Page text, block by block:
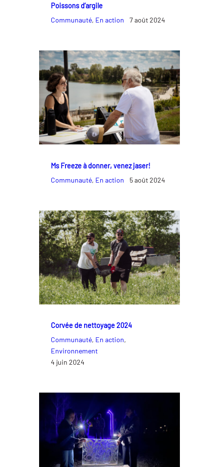
Poissons d’argile
Communauté, En action 7 août 2024
Ms Freeze à donner, venez jaser!
Communauté, En action 5 août 2024
Corvée de nettoyage 2024
Communauté, En action
Environnement
4 juin 2024